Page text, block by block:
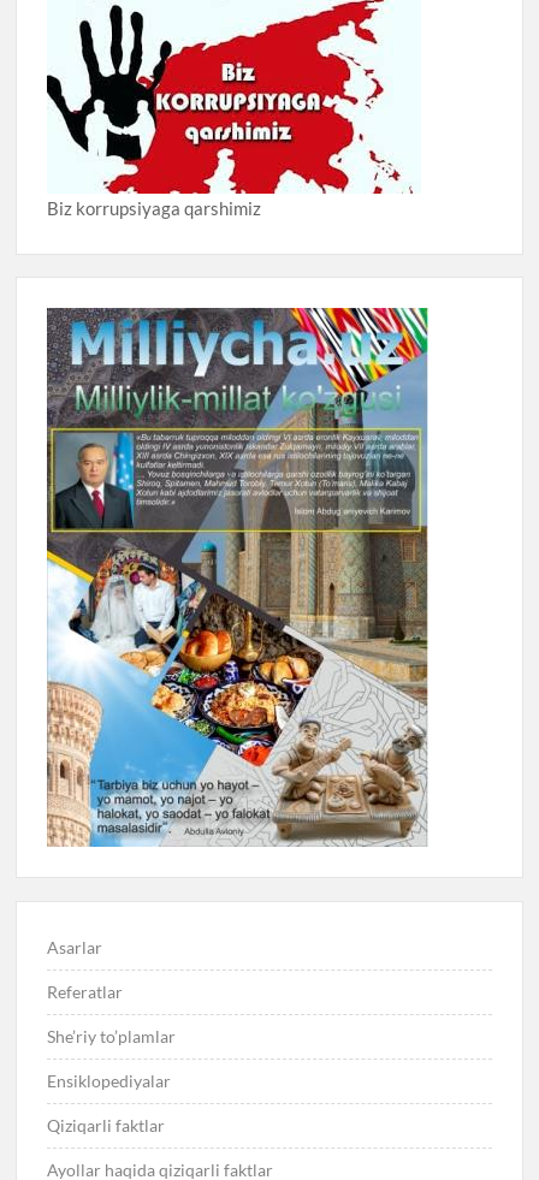
Biz korrupsiyaga qarshimiz
Asarlar
Referatlar
She’riy to’plamlar
Ensiklopediyalar
Qiziqarli faktlar
Ayollar haqida qiziqarli faktlar